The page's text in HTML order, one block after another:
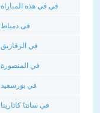
Testo Ultra في في هذه المباراة
Testo Ultra فى دمياط
Testo Ultra في الزقازيق
Testo Ultra في المنصورة
Testo Ultra في بورسعيد
Testo Ultra في سانتا كاتارينا